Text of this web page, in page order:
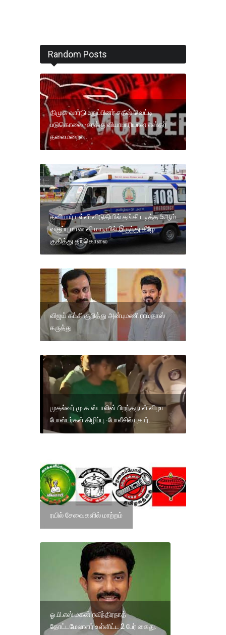
Random Posts
திமுக வார்டு உறுப்பினர் சதீஷ் வெட்டி
படுகொலை -சரக்கு வியாபாரியான எஸ்தர்
தலைமறைவு.
தனியார் பள்ளி விடுதியில் தங்கி படித்த 5ஆம்
வகுப்பு மாணவி மாடியில் இருந்து கீழே
குதித்து தற்கொலை
விஜய் கட்சி குறித்து அன்புமணி ராமதாஸ்
கருத்து
முதல்வர் மு.க.ஸ்டாலின் பிறந்தநாள் விழா
போஸ்டர்கள் கிழிப்பு.-போலீசில் புகார்.
ரயில் சேவைகளில் மாற்றம்
ஓ.பி.எஸ்.மகன் ரவீந்திரநாத்
தோட்டமேலாளர் உள்ளிட்ட 2 பேர் கைது.